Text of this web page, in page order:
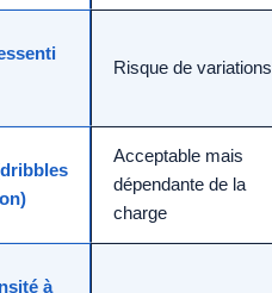
Risque de variations
Acceptable mais
dépendante de la
charge
à